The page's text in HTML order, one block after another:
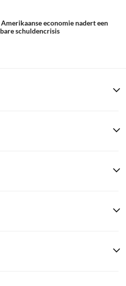
Amerikaanse economie nadert een
schuldencrisis